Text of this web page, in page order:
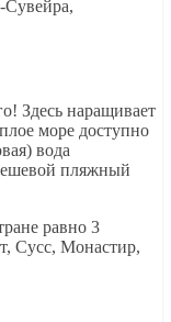
Здесь наращивает
море доступно
вода
пляжный
равно 3
Сусс, Монастир,